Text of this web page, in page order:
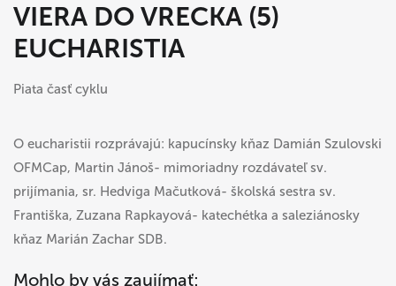
VIERA DO VRECKA (5)
EUCHARISTIA
Piata časť cyklu
O eucharistii rozprávajú: kapucínsky kňaz Damián Szulovski
OFMCap, Martin Jánoš- mimoriadny rozdávateľ sv.
prijímania, sr. Hedviga Mačutková- školská sestra sv.
Františka, Zuzana Rapkayová- katechétka a saleziánosky
kňaz Marián Zachar SDB.
Mohlo by vás zaujímať: